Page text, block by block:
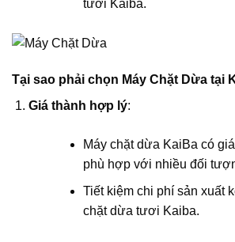
tươi Kaiba.
Tại sao phải chọn Máy Chặt Dừa tại
Giá thành hợp lý:
Máy chặt dừa KaiBa có
phù hợp với nhiều đối
Tiết kiệm chi phí sản xuất
chặt dừa tươi Kaiba.